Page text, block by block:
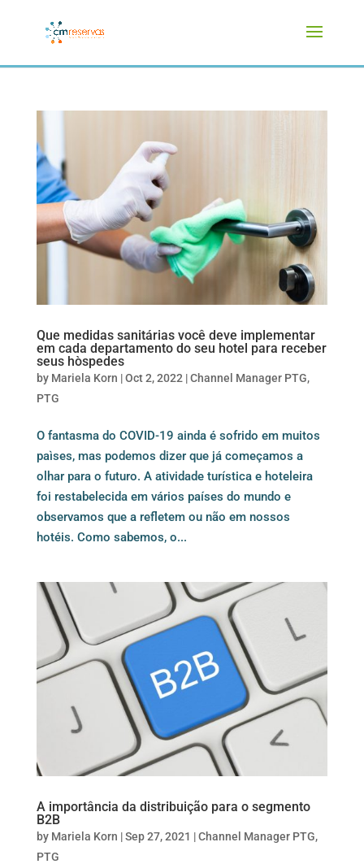
Que medidas sanitárias você deve implementar
em cada departamento do seu hotel para receber
seus hòspedes
by Mariela Korn |Oct 2, 2022 |Channel Manager PTG,
PTG
O fantasma do COVID-19 ainda é sofrido em muitos
paìses, mas podemos dizer que já começamos a
olhar para o futuro. A atividade turística e hoteleira
foi restabelecida em vários países do mundo e
observamos que a refletem ou não em nossos
hotéis. Como sabemos, o...
A importância da distribuição para o segmento
B2B
by Mariela Korn |Sep 27, 2021 |Channel Manager PTG,
PTG